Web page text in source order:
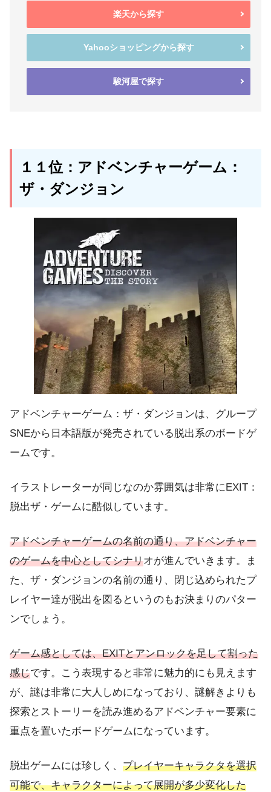
楽天から探す
Yahooショッピングから探す
駿河屋で探す
１１位：アドベンチャーゲーム：
ザ・ダンジョン
アドベンチャーゲーム：ザ・ダンジョンは、グループ
SNEから日本語版が発売されている脱出系のボードゲ
ームです。
イラストレーターが同じなのか雰囲気は非常にEXIT：
脱出ザ・ゲームに酷似しています。
アドベンチャーゲームの名前の通り、アドベンチャー
のゲームを中心としてシナリオが進んでいきます。ま
た、ザ・ダンジョンの名前の通り、閉じ込められたプ
レイヤー達が脱出を図るというのもお決まりのパター
ンでしょう。
ゲーム感としては、EXITとアンロックを足して割った
感じです。こう表現すると非常に魅力的にも見えます
が、謎は非常に大人しめになっており、謎解きよりも
探索と ストーリーを読み進めるアドベンチャー要素に
重点を置いたボードゲームになっています。
脱出ゲームには珍しく、 プレイヤーキャラクタを選択
可能で、キャラクターによって展開が多少変化した